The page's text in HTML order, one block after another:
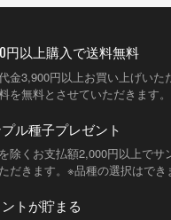
円以上購入で送料無料
金3,900円以上お買い上げいた
を無料とさせていただきます。
ル種子プレゼント
除くお支払額2,000円以上でサ
だきます。※品種の選択はでき
トが貯まる